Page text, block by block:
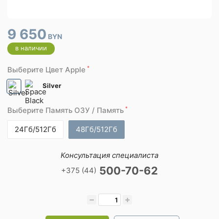
9 650 BYN
в наличии
Выберите Цвет Apple *
Silver
Выберите Память ОЗУ / Память *
24Гб/512Гб 48Гб/512Гб
Консультация специалиста
+375 (44) 500-70-62
− +